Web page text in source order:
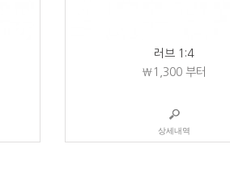
러브 1:4
₩1,300부터
상세내역